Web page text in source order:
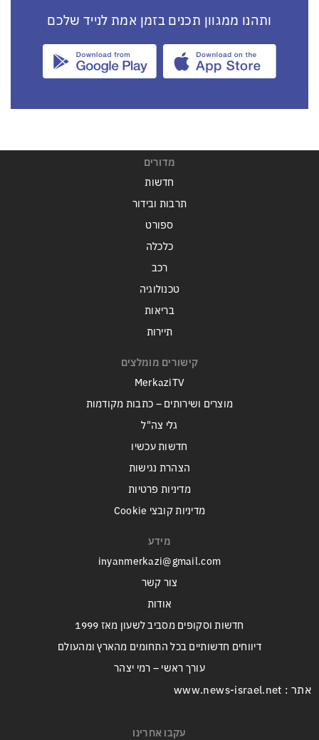
ותהנו ממגוון תכנים בזמן אמת לנייד שלכם
מדורים
חדשות
תרבות ובידור
ספורט
כלכלה
רכב
טכנולוגיה
בריאות
תיירות
קישורים מומלצים
MerkaziTV
מוצרים ושירותים – כתבות מקודמות
גלי צה"ל
חדשות עכשיו
הצהרת נגישות
מדיניות פרטיות
מדיניות קובצי Cookie
מידע
inyanmerkazi@gmail.com
צור קשר
אודות
חדשות וסקופים מסביב לשעון מאז 1999
דיווחים חדשותיים בכל התחומים מהארץ ומהעולם
עורך ראשי – רמי יצהר
אתר : www.news-israel.net
עקבו אחרינו